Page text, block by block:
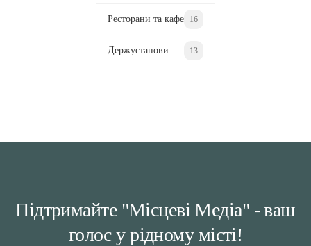
Ресторани та кафе 16
Держустанови 13
Підтримайте "Місцеві Медіа" - ваш
голос у рідному місті!